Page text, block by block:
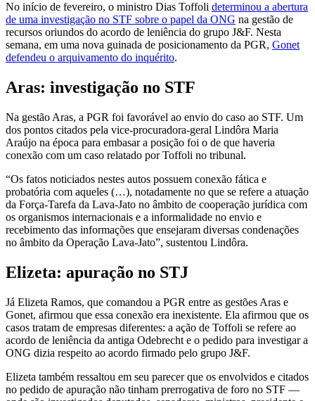
No início de fevereiro, o ministro Dias Toffoli determinou a abertura
de uma investigação no STF sobre o papel da ONG na gestão de
recursos oriundos do acordo de leniência do grupo J&F. Nesta
semana, em uma nova guinada de posicionamento da PGR, Gonet
defendeu o arquivamento do inquérito.
Aras: investigação no STF
Na gestão Aras, a PGR foi favorável ao envio do caso ao STF. Um
dos pontos citados pela vice-procuradora-geral Lindôra Maria
Araújo na época para embasar a posição foi o de que haveria
conexão com um caso relatado por Toffoli no tribunal.
“Os fatos noticiados nestes autos possuem conexão fática e
probatória com aqueles (…), notadamente no que se refere a atuação
da Força-Tarefa da Lava-Jato no âmbito de cooperação jurídica com
os organismos internacionais e a informalidade no envio e
recebimento das informações que ensejaram diversas condenações
no âmbito da Operação Lava-Jato”, sustentou Lindôra.
Elizeta: apuração no STJ
Já Elizeta Ramos, que comandou a PGR entre as gestões Aras e
Gonet, afirmou que essa conexão era inexistente. Ela afirmou que os
casos tratam de empresas diferentes: a ação de Toffoli se refere ao
acordo de leniência da antiga Odebrecht e o pedido para investigar a
ONG dizia respeito ao acordo firmado pelo grupo J&F.
Elizeta também ressaltou em seu parecer que os envolvidos e citados
no pedido de apuração não tinham prerrogativa de foro no STF —